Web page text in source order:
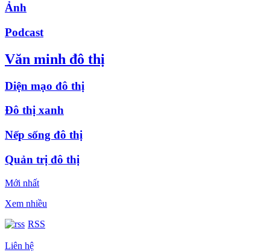
Ảnh
Podcast
Văn minh đô thị
Diện mạo đô thị
Đô thị xanh
Nếp sống đô thị
Quản trị đô thị
Mới nhất
Xem nhiều
RSS
Liên hệ